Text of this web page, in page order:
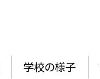
学校の様子